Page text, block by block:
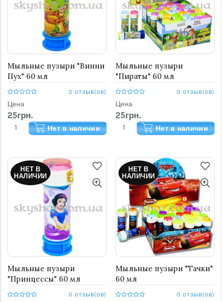
Мыльные пузыри "Винни
Пух" 60 мл
0 отзыв(ов)
Цена
25грн.
Нет в наличии
Мыльные пузыри
"Пираты" 60 мл
0 отзыв(ов)
Цена
25грн.
Нет в наличии
НЕТ В
НАЛИЧИИ
Мыльные пузыри
"Принцессы" 60 мл
0 отзыв(ов)
НЕТ В
НАЛИЧИИ
Мыльные пузыри "Тачки"
60 мл
0 отзыв(ов)